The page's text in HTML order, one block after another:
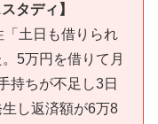
タディ】
土日も借りられ
5万円を借りて月
持ちが不足し3日
し返済額が6万8